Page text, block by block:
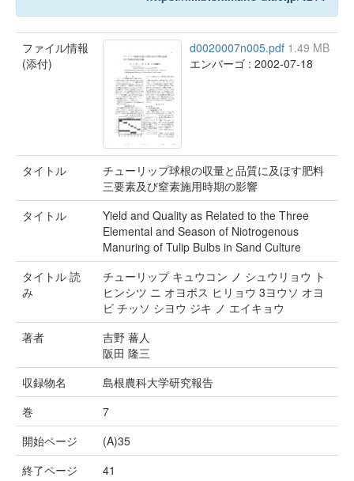
ファイル情報
(添付)
d0020007n005.pdf 1.49 MB
エンバーゴ : 2002-07-18
タイトル
チューリップ球根の収量と品質に及ほす肥料
三要素及び窒素施用時期の影響
タイトル
Yield and Quality as Related to the Three
Elemental and Season of Niotrogenous
Manuring of Tulip Bulbs in Sand Culture
タイトル 読
み
チューリップ キュウコン ノ シュウリョウ ト
ヒンシツ ニ オヨボス ヒリョウ 3ヨウソ オヨ
ビ チッソ シヨウ ジキ ノ エイキョウ
著者
吉野 蕃人
阪田 隆三
収録物名
島根農科大学研究報告
巻
7
開始ページ
(A)35
終了ページ
41